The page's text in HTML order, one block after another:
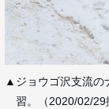
▲ジョウゴ沢支流の
習。（2020/02/29